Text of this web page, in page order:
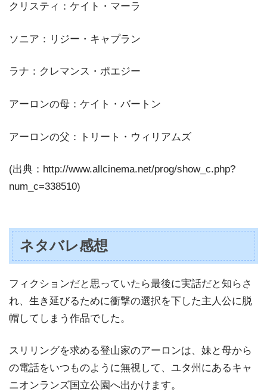
クリスティ：ケイト・マーラ
ソニア：リジー・キャプラン
ラナ：クレマンス・ポエジー
アーロンの母：ケイト・バートン
アーロンの父：トリート・ウィリアムズ
(出典：http://www.allcinema.net/prog/show_c.php?
num_c=338510)
ネタバレ感想
フィクションだと思っていたら最後に実話だと知らさ
れ、生き延びるために衝撃の選択を下した主人公に脱
帽してしまう作品でした。
スリリングを求める登山家のアーロンは、妹と母から
の電話をいつものように無視して、ユタ州にあるキャ
ニオンランズ国立公園へ出かけます。